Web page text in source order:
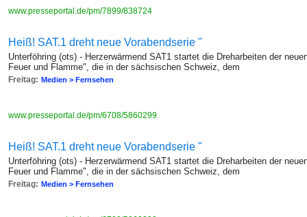
www.presseportal.de/pm/7899/838724
Heiß! SAT.1 dreht neue Vorabendserie "
Unterföhring (ots) - Herzerwärmend SAT1 startet die Dreharbeiten der
Feuer und Flamme", die in der sächsischen Schweiz, dem
Freitag: Medien > Fernsehen
www.presseportal.de/pm/6708/5860299
Heiß! SAT.1 dreht neue Vorabendserie "
Unterföhring (ots) - Herzerwärmend SAT1 startet die Dreharbeiten der
Feuer und Flamme", die in der sächsischen Schweiz, dem
Freitag: Medien > Fernsehen